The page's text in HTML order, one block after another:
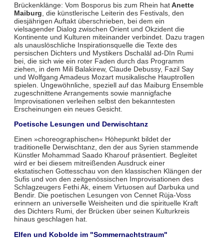
Brückenklänge: Vom Bosporus bis zum Rhein hatAnette
Maiburg , die künstlerische Leiterin des Festivals, den
diesjährigen Auftakt überschrieben, bei dem ein
vielsagender Dialog zwischen Orient und Okzident die
Kontinente und Kulturen miteinander verbindet. Dazu tragen
als unauslöschliche Inspirationsquelle die Texte des
persischen Dichters und Mystikers Dschalāl ad-Dīn Rumi
bei, die sich wie ein roter Faden durch das Programm
ziehen, in dem Mili Balakirew, Claude Debussy, Fazil Say
und Wolfgang Amadeus Mozart musikalische Hauptrollen
spielen. Ungewöhnliche, speziell auf das Maiburg Ensemble
zugeschnittene Arrangements sowie mannigfache
Improvisationen verleihen selbst den bekanntesten
Erscheinungen ein neues Gesicht.
Poetische Lesungen und Derwischtanz
Einen »choreographischen« Höhepunkt bildet der
traditionelle Derwischtanz, den der aus Syrien stammende
Künstler Mohammad Saado Kharouf präsentiert. Begleitet
wird er bei diesem mitreißenden Ausdruck einer
ekstatischen Gottesschau von den klassischen Klängen der
Sufis und von den zeitgenössischen Improvisationen des
Schlagzeugers Fethi Ak, einem Virtuosen auf Darbuka und
Bendir. Die poetischen Lesungen von Cennet Rüja-Voss
erinnern an universelle Weisheiten und die spirituelle Kraft
des Dichters Rumi, der Brücken über seinen Kulturkreis
hinaus geschlagen hat.
Elfen und Kobolde im "Sommernachtstraum"